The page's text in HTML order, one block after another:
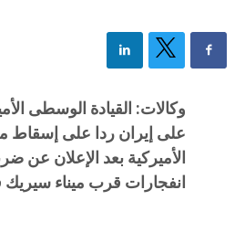
وكالات: القيادة الوسطى
على إيران ردا على إسقاط
الأميركية بعد الإعلان عن
انفجارات قرب ميناء سيريك